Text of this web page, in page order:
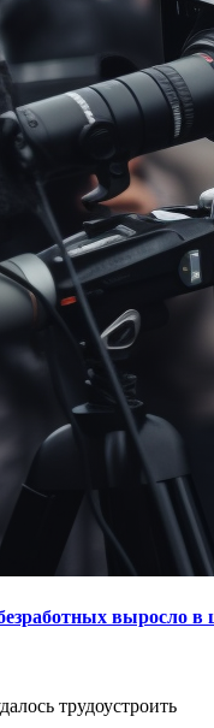
выросло в
трудоустроить